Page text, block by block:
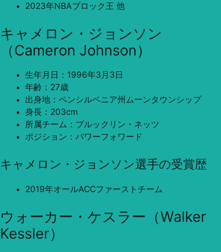
2023年NBAブロック王 他
キャメロン・ジョンソン
（Cameron Johnson）
生年月日：1996年3月3日
年齢：27歳
出身地：ペンシルベニア州ムーンタウンシップ
身長：203cm
所属チーム：ブルックリン・ネッツ
ポジション：パワーフォワード
キャメロン・ジョンソン選手の受賞歴
2019年オールACCファーストチーム
ウォーカー・ケスラー（Walker
Kessler）